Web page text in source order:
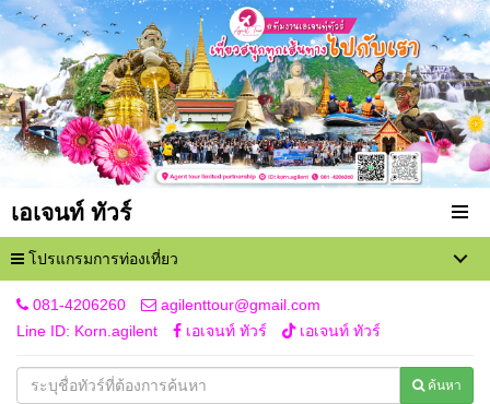
เอเจนท์ ทัวร์
โปรแกรมการท่องเที่ยว
081-4206260
agilenttour@gmail.com
Line ID: Korn.agilent
เอเจนท์ ทัวร์ เอเจนท์ ทัวร์
ค้นหา